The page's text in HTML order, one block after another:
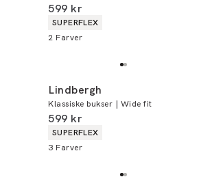
I alt (inkl. rabat)
599 kr
Produkt egenskaber
SUPERFLEX
2 Farver
Lindbergh
Klassiske bukser | Wide fit
I alt (inkl. rabat)
599 kr
Produkt egenskaber
SUPERFLEX
3 Farver